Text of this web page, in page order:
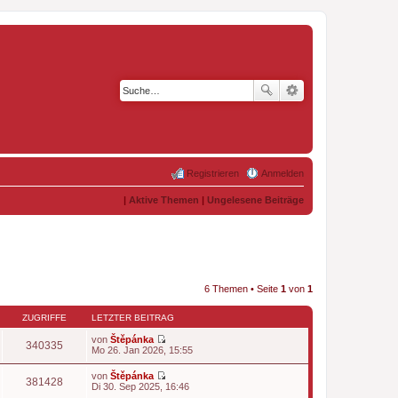
Anmelden
Registrieren
| Aktive Themen | Ungelesene Beiträge
6 Themen • Seite 1 von 1
ZUGRIFFE LETZTER BEITRAG
340335 von Štěpánka
N
s
Mo 26. Jan 2026, 15:55
381428 von Štěpánka
N
Di 30. Sep 2025, 16:46